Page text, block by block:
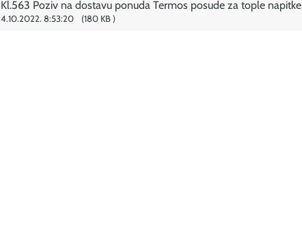
Kl.563 Poziv na dostavu ponuda Termos posude za tople napitke
4.10.2022. 8:53:20 180 KB